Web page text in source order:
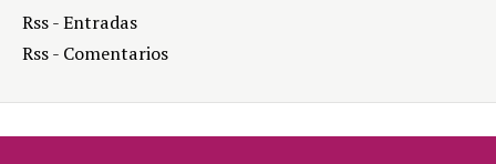
Rss - Entradas
Rss - Comentarios